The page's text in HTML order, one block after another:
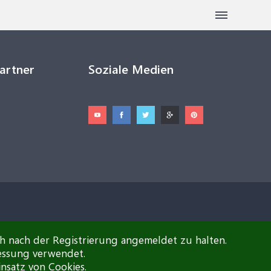
Soziale Medien
nach der Registrierung angemeldet zu halten.
verwendet.
von Cookies.